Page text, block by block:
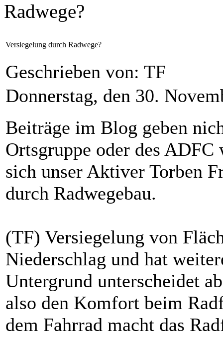
Radwege?
Versiegelung durch Radwege?
Geschrieben von: TF
Donnerstag, den 30.
Beiträge im Blog geben
Ortsgruppe oder des
sich unser Aktiver Torben
durch Radwegebau.
(TF) Versiegelung von
Niederschlag und hat
Untergrund unterscheidet
also den Komfort beim
dem Fahrrad macht das